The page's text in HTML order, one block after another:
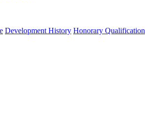
Development History Honorary Qualification